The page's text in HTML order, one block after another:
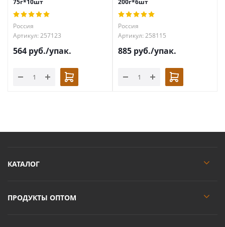
75г*10шт
Россия
Артикул: 257123
564 руб./упак.
200г*6шт
Россия
Артикул: 258115
885 руб./упак.
КАТАЛОГ
ПРОДУКТЫ ОПТОМ